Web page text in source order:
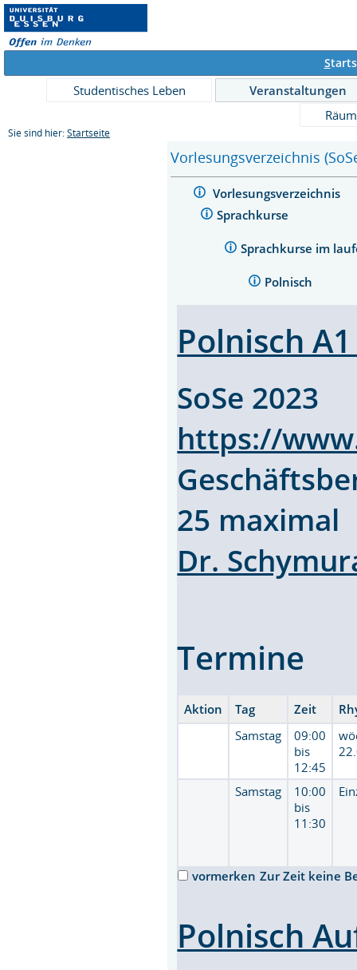
S
Studentisches Leben
Veranstaltungen
Sie sind hier: Startseite
Vorlesungsverzeichnis
Vorlesungsverzeichnis
Sprachkurse
Sprachkurse im
Polnisch
Polnisch
SoSe
https://
25
Dr.
Termine
Aktion Tag Zeit
Samstag
09:00
bis
12:45
Samstag
10:00
bis
11:30
vormerken Zur Zeit keine
Polnisch